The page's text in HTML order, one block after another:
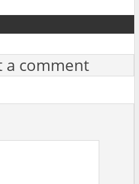
a comment